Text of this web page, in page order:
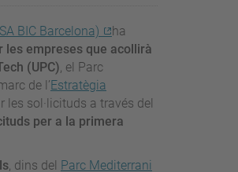
BIC Barcelona)
ha
les empreses que acollirà
(UPC), el Parc
de l’Estratègia
sol·licituds a través del
per a la primera
, dins del Parc Mediterrani